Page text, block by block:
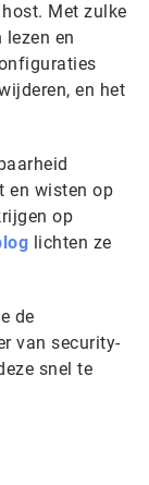
Met zulke
lezen en
en het
en wisten op
op
lichten ze
de
van security-
snel te